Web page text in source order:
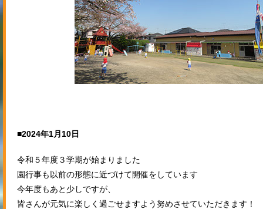
■2024年1月10日
令和５年度３学期が始まりました
園行事も以前の形態に近づけて開催をしています
今年度もあと少しですが、
皆さんが元気に楽しく過ごせますよう努めさせていただきます！